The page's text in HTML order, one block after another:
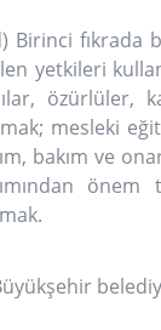
Birinci fıkrada
yetkileri
özürlüler,
mesleki
bakım ve